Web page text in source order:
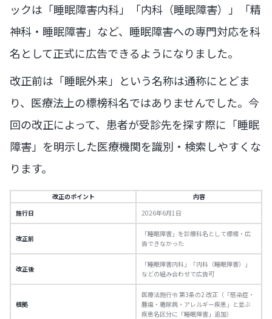
ックは「睡眠障害内科」「内科（睡眠障害）」「精
神科・睡眠障害」など、睡眠障害への専門対応を科
名として正式に広告できるようになりました。
改正前は「睡眠外来」という名称は通称にとどま
り、医療法上の標榜科名ではありませんでした。今
回の改正によって、患者が受診先を探す際に「睡眠
障害」を明示した医療機関を識別・検索しやすくな
ります。
改正のポイント
内容
施行日
2026年6月1日
改正前
「睡眠障害」を診療科名として標榜・広
告できなかった
改正後
「睡眠障害内科」「内科（睡眠障害）」
などの組み合わせで広告可
根拠
医療法施行令 第3条の2 改正（「感染症・
腫瘍・糖尿病・アレルギー疾患」と並ぶ
疾患名区分に「睡眠障害」追加）